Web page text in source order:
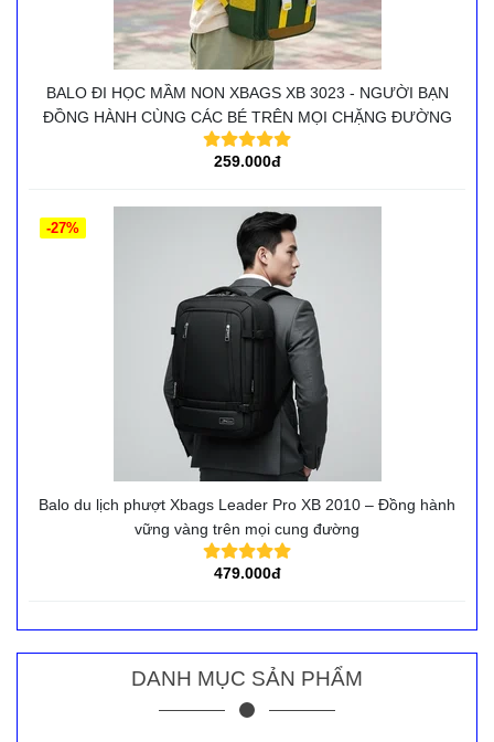
BALO ĐI HỌC MẦM NON XBAGS XB 3023 - NGƯỜI BẠN
ĐỒNG HÀNH CÙNG CÁC BÉ TRÊN MỌI CHẶNG ĐƯỜNG
259.000đ
Balo du lịch phượt Xbags Leader Pro XB 2010 – Đồng hành
vững vàng trên mọi cung đường
479.000đ
-27%
DANH MỤC SẢN PHẨM